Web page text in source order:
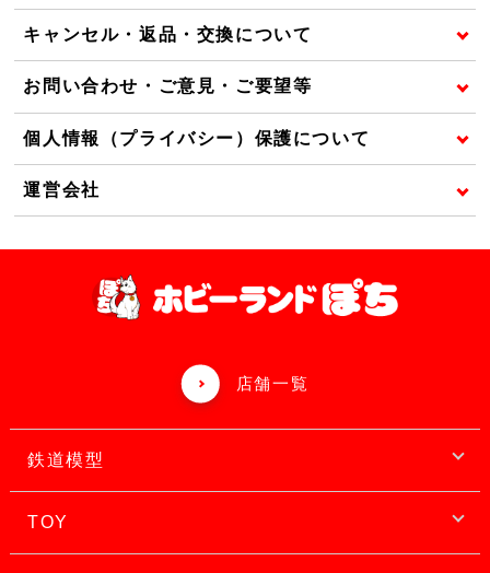
キャンセル・返品・交換について
お問い合わせ・ご意見・ご要望等
個人情報（プライバシー）保護について
運営会社
店舗一覧
鉄道模型
TOY